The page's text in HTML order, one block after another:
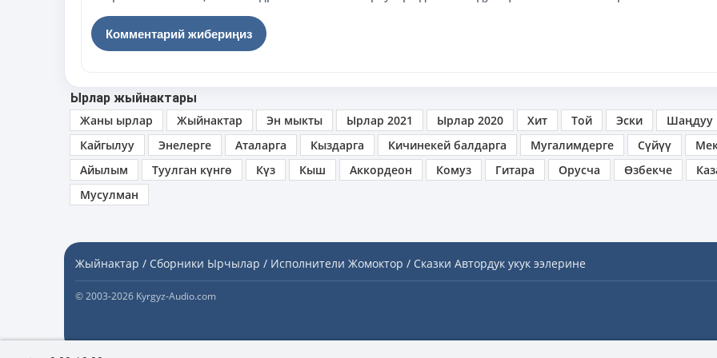
Ырлар жыйнактары
Жаны ырлар
Жыйнактар Эн мыкты Ырлар 2021 Ырлар 2020 Хит Той Эски
Шаңдуу
Кайгылуу
Энелерге Аталарга Кыздарга Кичинекей балдарга Мугалимдерге Сүйүү
Айылым
Туулган күнгө Күз Кыш Аккордеон Комуз Гитара Орусча Өзбекче
Мусулман
Жыйнактар / Сборники Ырчылар / Исполнители Жомоктор / Сказки Автордук укук ээлерине
© 2003-2026 Kyrgyz-Audio.com